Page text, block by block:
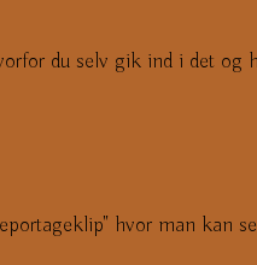
du selv gik ind i det og
hvor man kan